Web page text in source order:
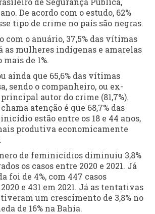
De acordo com o estudo, 62%
tipo de crime no país são negras.
com o anuário, 37,5% das vítimas
as mulheres indígenas e amarelas
de 1%.
ainda que 65,6% das vítimas
sendo o companheiro, ou ex-
autor do crime (81,7%).
atenção é que 68,7% das
estão entre os 18 e 44 anos,
produtiva economicamente
de feminicídios diminuiu 3,8%
os casos entre 2020 e 2021. Já
foi de 4%, com 447 casos
e 431 em 2021. Já as tentativas
um crescimento de 3,8% no
de 16% na Bahia.